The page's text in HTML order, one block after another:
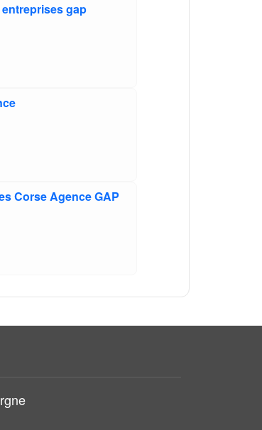
gap
Corse Agence GAP